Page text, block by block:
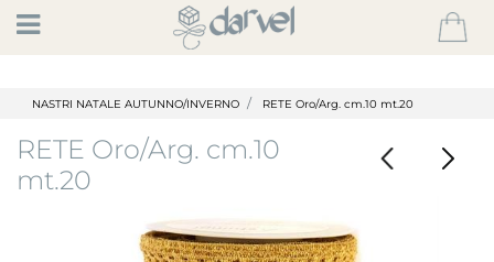
Open
NASTRI NATALE AUTUNNO/INVERNO RETE Oro/Arg. cm.10 mt.20
RETE Oro/Arg. cm.10
mt.20